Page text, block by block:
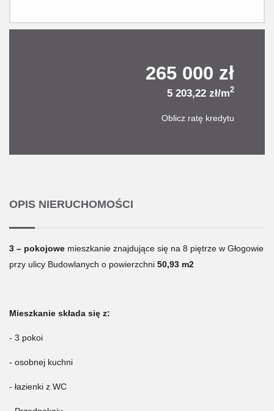
265 000 zł
5 203,22 zł/m2
Oblicz ratę kredytu
OPIS NIERUCHOMOŚCI
3 – pokojowe mieszkanie znajdujące się na 8 piętrze w Głogowie
przy ulicy Budowlanych o powierzchni 50,93 m2
Mieszkanie składa się z:
- 3 pokoi
- osobnej kuchni
- łazienki z WC